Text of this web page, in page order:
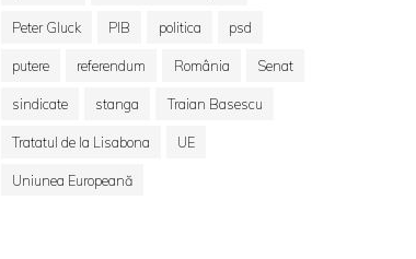
Peter Gluck PIB politica psd
putere referendum România Senat
sindicate stanga Traian Basescu
Tratatul de la Lisabona UE
Uniunea Europeană